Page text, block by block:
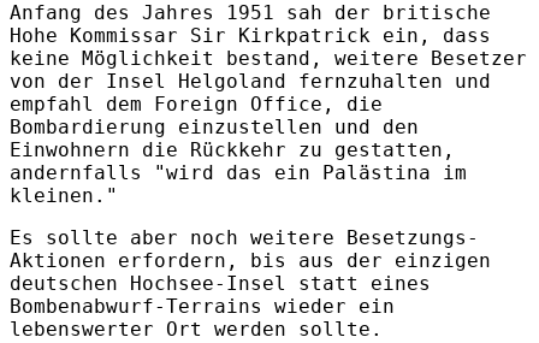
Anfang des Jahres 1951 sah der britische
Hohe Kommissar Sir Kirkpatrick ein, dass
keine Möglichkeit bestand, weitere Besetzer
von der Insel Helgoland fernzuhalten und
empfahl dem Foreign Office, die
Bombardierung einzustellen und den
Einwohnern die Rückkehr zu gestatten,
andernfalls "wird das ein Palästina im
kleinen."
Es sollte aber noch weitere Besetzungs-
Aktionen erfordern, bis aus der einzigen
deutschen Hochsee-Insel statt eines
Bombenabwurf-Terrains wieder ein
lebenswerter Ort werden sollte.